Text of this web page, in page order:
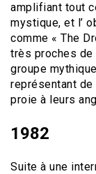
amplifiant tout
mystique, et l’
comme « The
très proches de
groupe
représentant de
proie à leurs
1982
Suite à une